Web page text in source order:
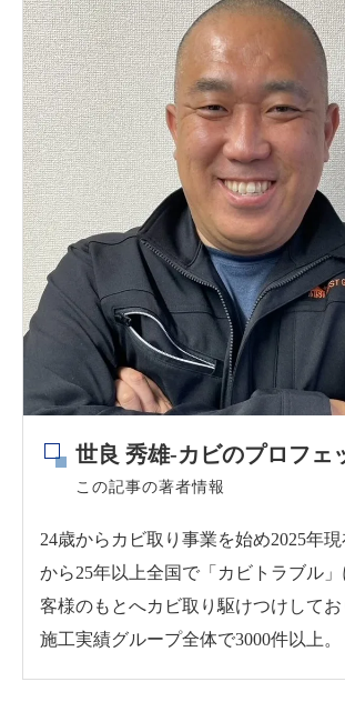
世良 秀雄-カビのプロフェ
この記事の著者情報
24歳からカビ取り事業を始め2025年
から25年以上全国で「カビトラブル
客様のもとへカビ取り駆けつけして
施工実績グループ全体で3000件以上。